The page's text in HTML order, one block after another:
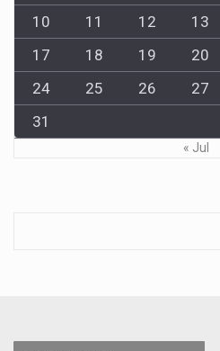
10
11 12 13
17
18 19 20
24
25 26 27
31
« Jul